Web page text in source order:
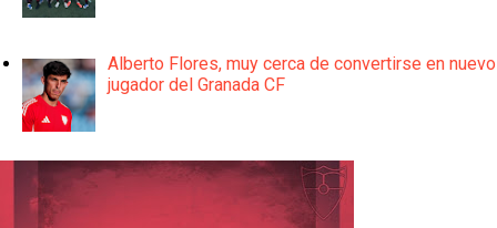
Alberto Flores, muy cerca de convertirse en nuevo
jugador del Granada CF